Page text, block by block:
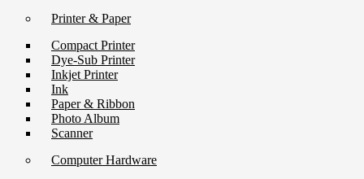
Printer & Paper
Compact Printer
Dye-Sub Printer
Inkjet Printer
Ink
Paper & Ribbon
Photo Album
Scanner
Computer Hardware